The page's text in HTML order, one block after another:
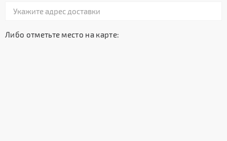
Либо отметьте место на карте: